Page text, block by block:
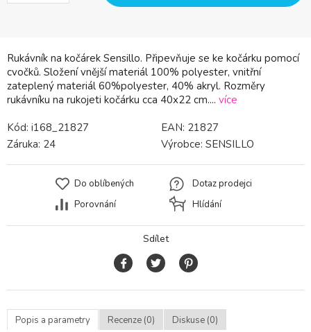
Rukávník na kočárek Sensillo. Připevňuje se ke kočárku pomocí
cvočků. Složení vnější materiál 100% polyester, vnitřní
zateplený materiál 60%polyester, 40% akryl. Rozměry
rukávníku na rukojeti kočárku cca 40x22 cm.... více
Kód: i168_21827 EAN: 21827
Záruka: 24 Výrobce: SENSILLO
Do oblíbených
Porovnání
Dotaz prodejci
Hlídání
Sdílet
Popis a parametry Recenze (0) Diskuse (0)